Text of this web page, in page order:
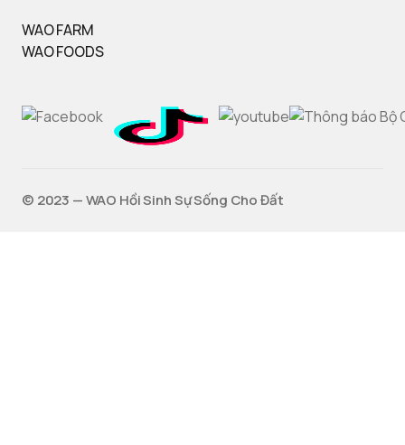
WAO FARM
WAO FOODS
©️ 2023 — WAO Hồi Sinh Sự Sống Cho Đất